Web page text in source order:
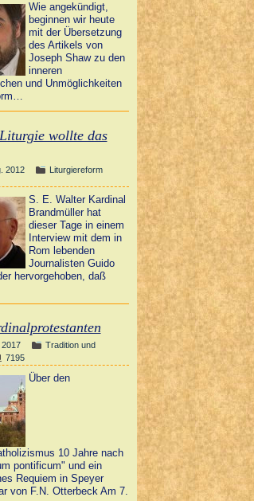
Wie angekündigt,
beginnen wir heute
mit der Übersetzung
des Artikels von
Joseph Shaw zu den
inneren
und Unmöglichkeiten
wollte das
2012
Liturgiereform
S. E. Walter Kardinal
Brandmüller hat
dieser Tage in einem
Interview mit dem in
Rom lebenden
Journalisten Guido
hervorgehoben, daß
2017
Tradition und
7195
Über den
10 Jahre nach
pontificum" und ein
Requiem in Speyer
von F.N. Otterbeck Am 7.